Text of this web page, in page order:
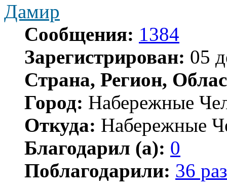
Дамир
Сообщения: 1384
Зарегистрирован: 05
Страна, Регион,
Город: Набережные
Откуда: Набережные
Благодарил (а): 0
Поблагодарили: 36 раз